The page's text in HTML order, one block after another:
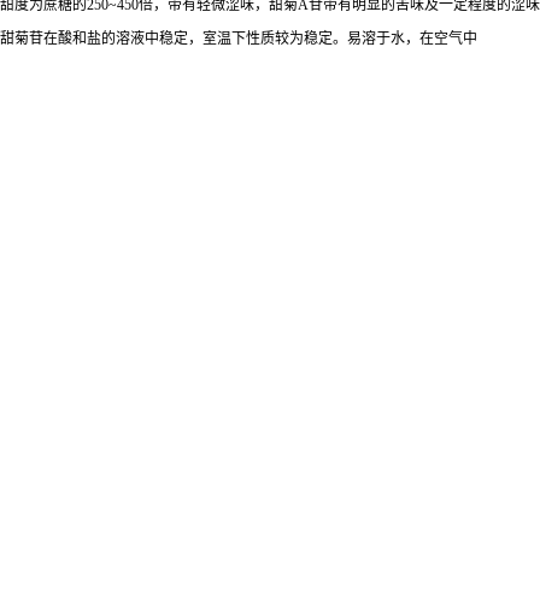
甜度为蔗糖的250~450倍，带有轻微涩味，甜菊A苷带有明显的苦味及一定程度的
甜菊苷在酸和盐的溶液中稳定，室温下性质较为稳定。易溶于水，在空气中